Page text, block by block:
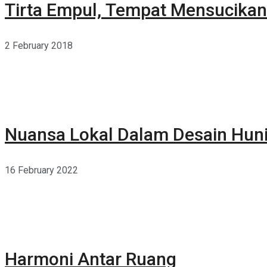
Tirta Empul, Tempat
2 February 2018
Nuansa Lokal Dalam Desain
16 February 2022
Harmoni Antar Ruang